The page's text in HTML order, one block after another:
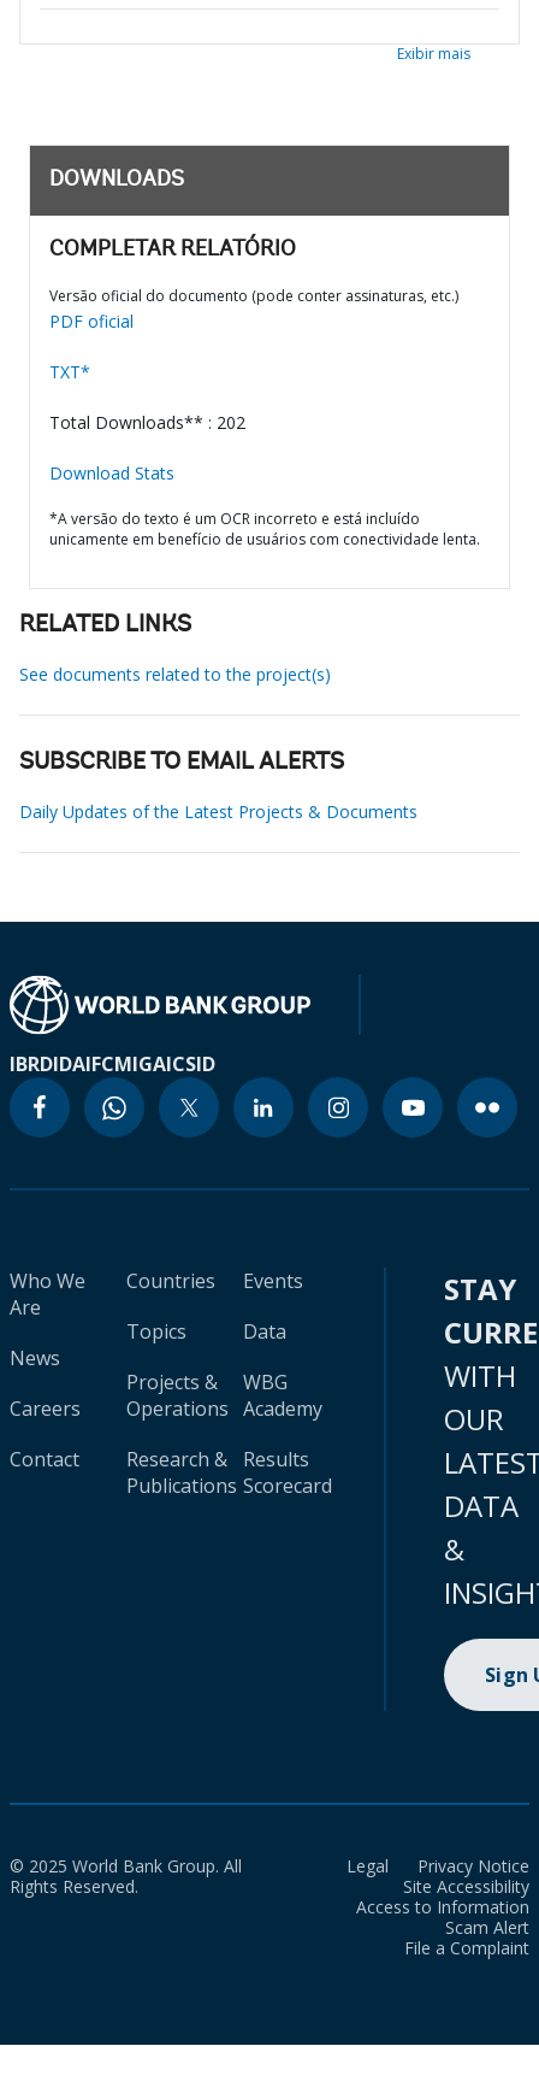
Exibir mais
DOWNLOADS
COMPLETAR RELATÓRIO
Versão oficial do documento (pode conter assinaturas, etc.)
PDF oficial
TXT*
Total Downloads** : 202
Download Stats
*A versão do texto é um OCR incorreto e está incluído
unicamente em benefício de usuários com conectividade lenta.
RELATED LINKS
See documents related to the project(s)
SUBSCRIBE TO EMAIL ALERTS
Daily Updates of the Latest Projects & Documents
IBRDIDAIFCMIGAICSID
Who We
Are
News
Careers
Contact
Countries
Topics
Projects &
Operations
Research &
Publications
Events
Data
WBG
Academy
Results
Scorecard
STAY
WITH
OUR
DATA
&
Sign
© 2025 World Bank Group. All
Rights Reserved.
Legal
Privacy Notice
Site Accessibility
Access to Information
Scam Alert
File a Complaint